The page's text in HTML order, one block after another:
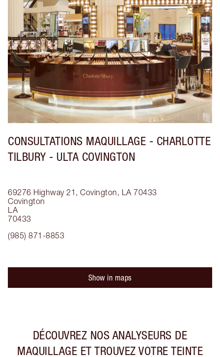
CONSULTATIONS MAQUILLAGE - CHARLOTTE
TILBURY - ULTA COVINGTON
69276 Highway 21, Covington, LA 70433
Covington
LA
70433
(985) 871-8853
Show in maps
DÉCOUVREZ NOS ANALYSEURS DE
MAQUILLAGE ET TROUVEZ VOTRE TEINTE